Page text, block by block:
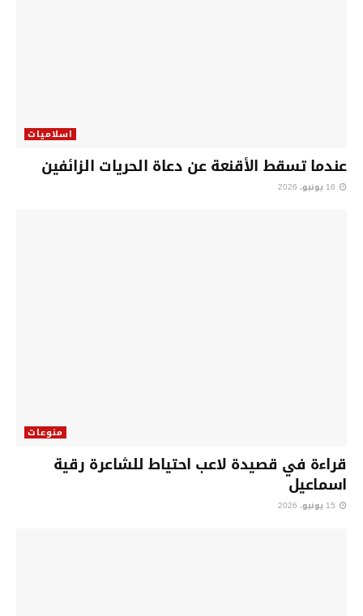
اسلاميات
عندما تسقط الأقنعة عن دعاة الحريات الزائفين
منوعات
قراءة في قصيدة لاعب احتياط للشاعرة رقية
اسماعيل